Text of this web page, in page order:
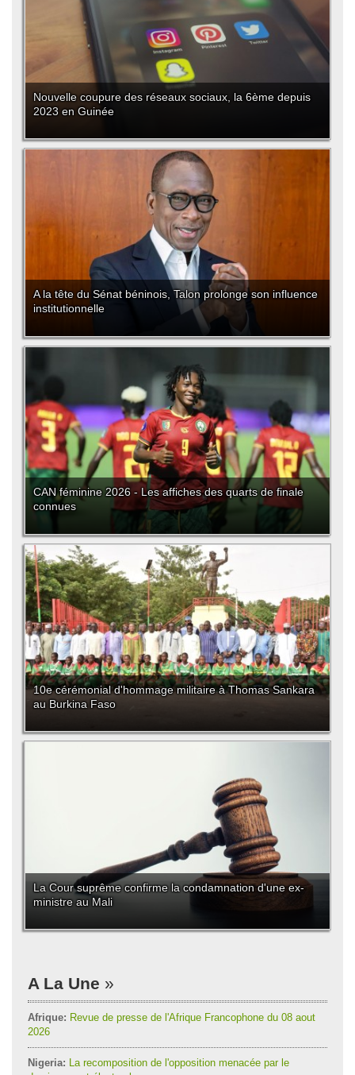
Nouvelle coupure des réseaux sociaux, la 6ème depuis
2023 en Guinée
A la tête du Sénat béninois, Talon prolonge son influence
institutionnelle
CAN féminine 2026 - Les affiches des quarts de finale
connues
10e cérémonial d'hommage militaire à Thomas Sankara
au Burkina Faso
La Cour suprême confirme la condamnation d'une ex-
ministre au Mali
A La Une
Afrique: Revue de presse de l'Afrique Francophone du 08 aout
2026
Nigeria: La recomposition de l'opposition menacée par le